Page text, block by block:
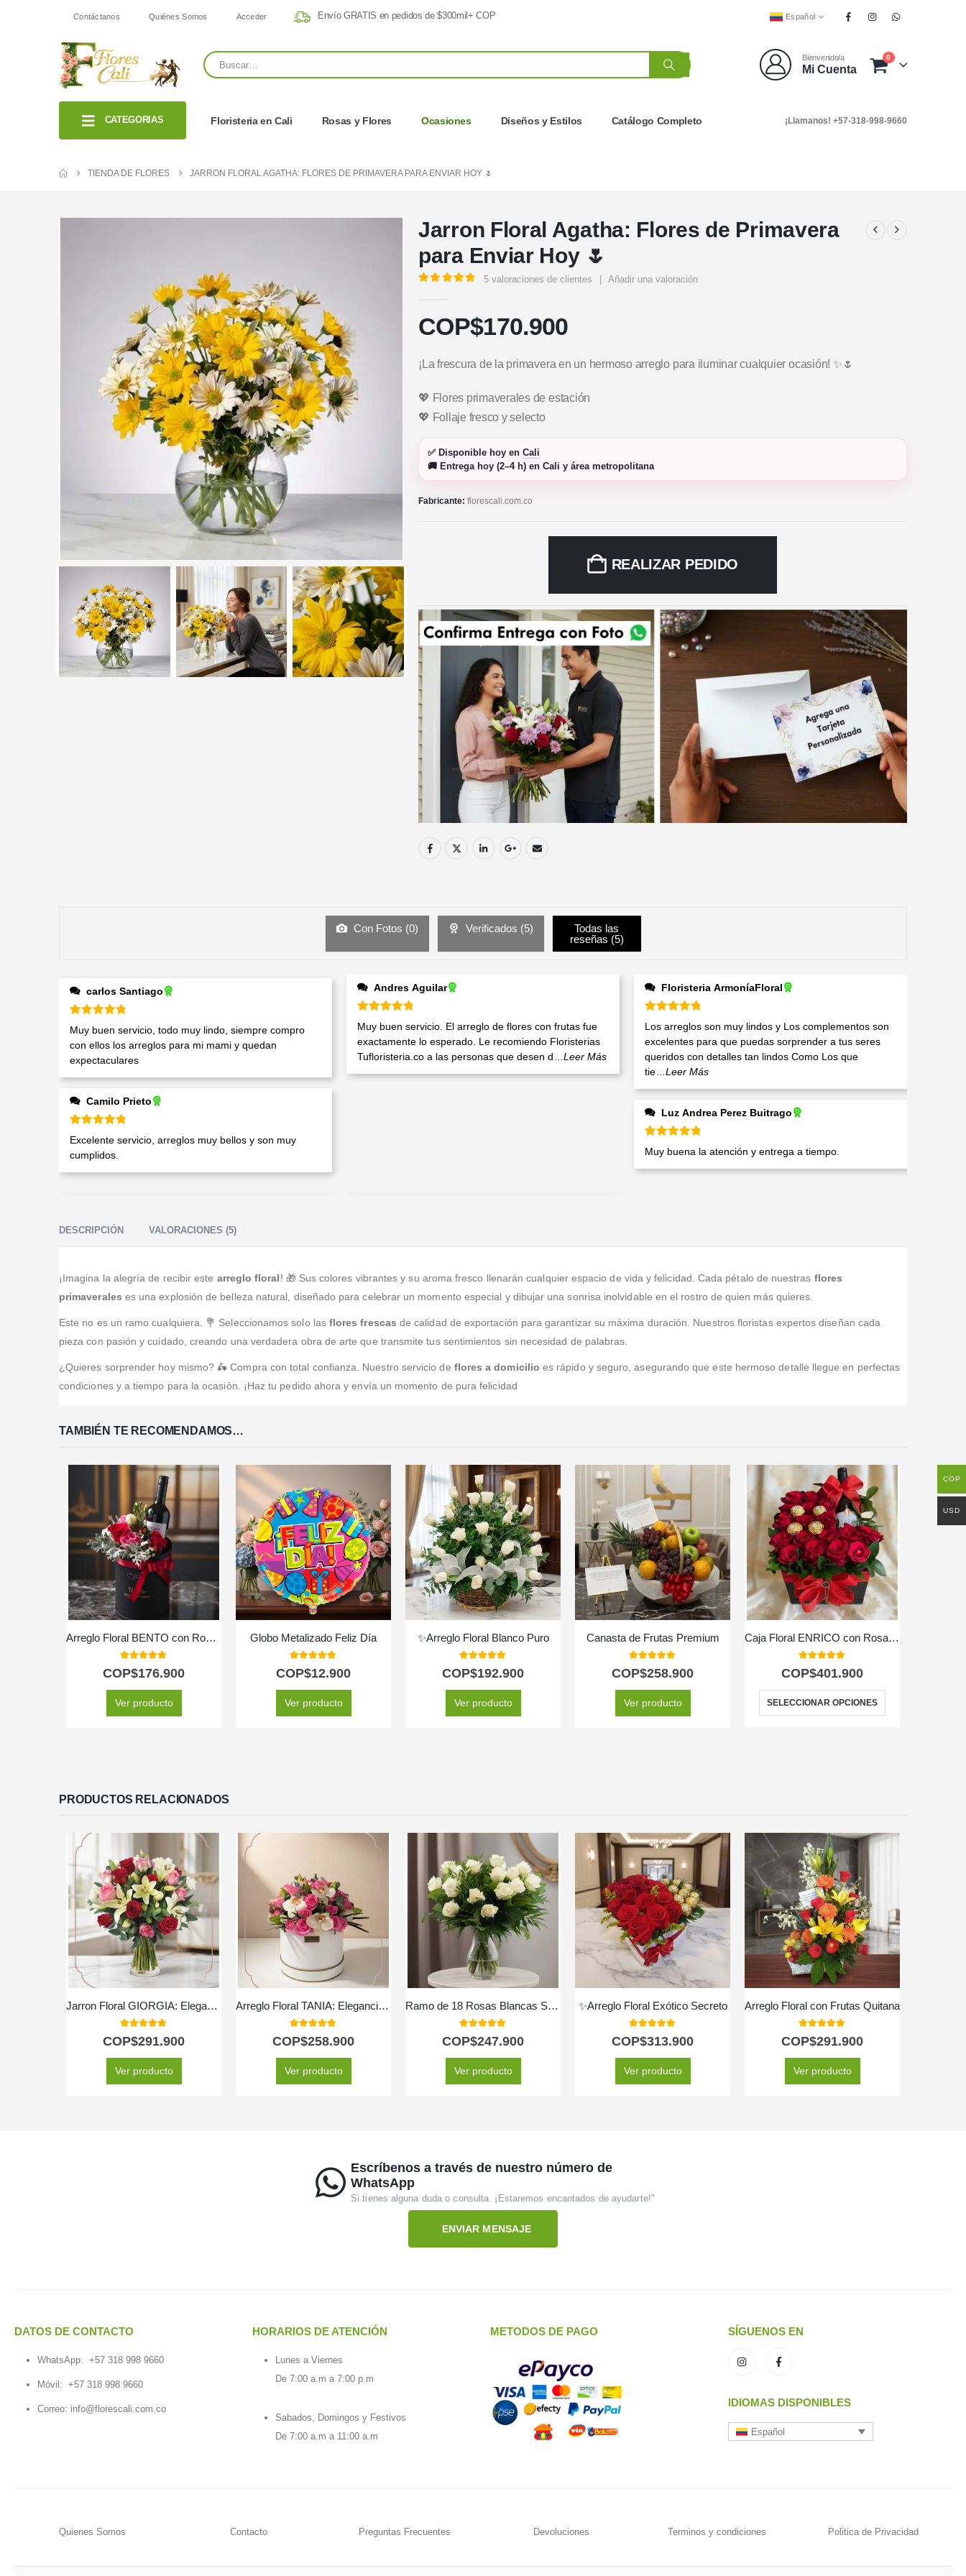
Contáctanos Quiénes Somos Acceder Envío GRATIS en pedidos de $300mil+ COP Español
Bienvenido/a
Mi Cuenta
0
CATEGORIAS Floristeria en Cali Rosas y Flores Ocasiones Diseños y Estilos Catálogo Completo ¡Llamanos! +57-318-998-9660
TIENDA DE FLORES JARRON FLORAL AGATHA: FLORES DE PRIMAVERA PARA ENVIAR HOY 🌷
Jarron Floral Agatha: Flores de Primavera
para Enviar Hoy 🌷
5 valoraciones de clientes | Añadir una valoración
COP$170.900
¡La frescura de la primavera en un hermoso arreglo para iluminar cualquier ocasión! ✨🌷
💖 Flores primaverales de estación
💖 Follaje fresco y selecto
✅ Disponible hoy en Cali
🚚 Entrega hoy (2–4 h) en Cali y área metropolitana
Fabricante: florescali.com.co
REALIZAR PEDIDO
Con Fotos (0) Verificados (5)
Todas las
reseñas (5)
carlos Santiago
Muy buen servicio, todo muy lindo, siempre compro
con ellos los arreglos para mi mami y quedan
expectaculares
Camilo Prieto
Excelente servicio, arreglos muy bellos y son muy
cumplidos.
Andres Aguilar
Muy buen servicio. El arreglo de flores con frutas fue
exactamente lo esperado. Le recomiendo Floristerias
Tufloristeria.co a las personas que desen d
...Leer Más
Floristeria ArmoníaFloral
Los arreglos son muy lindos y Los complementos son
excelentes para que puedas sorprender a tus seres
queridos con detalles tan lindos Como Los que
tie
...Leer Más
Luz Andrea Perez Buitrago
Muy buena la atención y entrega a tiempo.
DESCRIPCIÓN VALORACIONES (5)
¡Imagina la alegría de recibir este arreglo floral! 🎁 Sus colores vibrantes y su aroma fresco llenarán cualquier espacio de vida y felicidad. Cada pétalo de nuestras flores
primaverales es una explosión de belleza natural, diseñado para celebrar un momento especial y dibujar una sonrisa inolvidable en el rostro de quien más quieres.
Este no es un ramo cualquiera. 💐 Seleccionamos solo las flores frescas de calidad de exportación para garantizar su máxima duración. Nuestros floristas expertos diseñan cada
pieza con pasión y cuidado, creando una verdadera obra de arte que transmite tus sentimientos sin necesidad de palabras.
¿Quieres sorprender hoy mismo? 🛵 Compra con total confianza. Nuestro servicio de flores a domicilio es rápido y seguro, asegurando que este hermoso detalle llegue en perfectas
condiciones y a tiempo para la ocasión. ¡Haz tu pedido ahora y envía un momento de pura felicidad
TAMBIÉN TE RECOMENDAMOS…
Arreglo Floral BENTO con Rosas y Vino | Elegancia para Regalar 🎁
5.00
COP$176.900
Ver producto
Globo Metalizado Feliz Día
5.00out of 5
COP$12.900
Ver producto
✨Arreglo Floral Blanco Puro
5.00
COP$192.900
Ver producto
Canasta de Frutas Premium
5.00
COP$258.900
Ver producto
Caja Floral ENRICO con Rosas, Vino y Chocolates 🍷
5.00
COP$401.900
SELECCIONAR OPCIONES
PRODUCTOS RELACIONADOS
Jarron Floral GIORGIA: Elegancia en Rosas Rojas, Rosadas y Lirios 🌹
5.00
COP$291.900
Ver producto
Arreglo Floral TANIA: Elegancia en Caja con Rosas y Orquídeas 🤍
5.00
COP$258.900
Ver producto
Ramo de 18 Rosas Blancas SERENA: Pureza y Elegancia 🕊️
5.00
COP$247.900
Ver producto
✨Arreglo Floral Exótico Secreto
5.00
COP$313.900
Ver producto
Arreglo Floral con Frutas Quitana
5.00
COP$291.900
Ver producto
Escríbenos a través de nuestro número de
WhatsApp
Si tienes alguna duda o consulta. ¡Estaremos encantados de ayudarte!"
ENVIAR MENSAJE
DATOS DE CONTACTO
WhatsApp: +57 318 998 9660
Móvil: +57 318 998 9660
Correo: info@florescali.com.co
HORARIOS DE ATENCIÓN
Lunes a Viernes
De 7:00 a.m a 7:00 p.m
Sabados, Domingos y Festivos
De 7:00 a.m a 11:00 a.m
METODOS DE PAGO SÍGUENOS EN
IDIOMAS DISPONIBLES
Español
Quienes Somos Contacto Preguntas Frecuentes Devoluciones Terminos y condiciones Politica de Privacidad
COP
USD